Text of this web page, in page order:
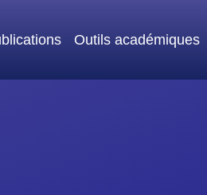
Outils académiques